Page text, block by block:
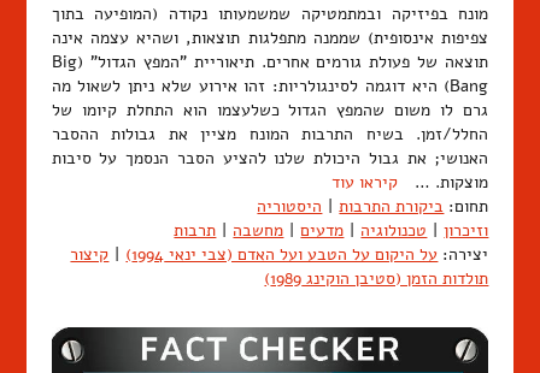
מונח בפיזיקה ובמתמטיקה שמשמעותו נקודה (המופיעה בתוך
צפיפות אינסופית) שממנה מתפלגות תוצאות, ושהיא עצמה אינה
תוצאה של פעולת גורמים אחרים. תיאוריית "המפץ הגדול" (Big
Bang) היא דוגמה לסינגולריות: זהו אירוע שלא ניתן לשאול מה
גרם לו משום שהמפץ הגדול כשלעצמו הוא התחלת קיומו של
החלל/זמן. בשיח התרבות המונח מציין את גבולות ההסבר
האנושי; את גבול היכולת שלנו להציע הסבר הנסמך על סיבות
מוצקות. … קיראו עוד
תחום: ביקורת התרבות | היסטוריה
וזיכרון | טכנולוגיה | מדעים | מחשבה | תרבות
יצירה: על היקום על הטבע ועל האדם (צבי ינאי 1994) | קיצור
תולדות הזמן (סטיבן הוקינג 1989)